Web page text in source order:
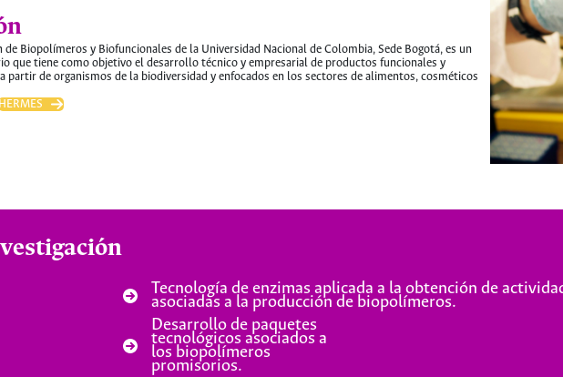
de Biopolímeros y Biofuncionales de la Universidad Nacional de Colombia, Sede Bogotá, es un
que tiene como objetivo el desarrollo técnico y empresarial de productos funcionales y
partir de organismos de la biodiversidad y enfocados en los sectores de alimentos, cosméticos
Tecnología de enzimas aplicada a la obtención de
asociadas a la producción de biopolímeros.
Desarrollo de paquetes
tecnológicos asociados a
los biopolímeros
promisorios.